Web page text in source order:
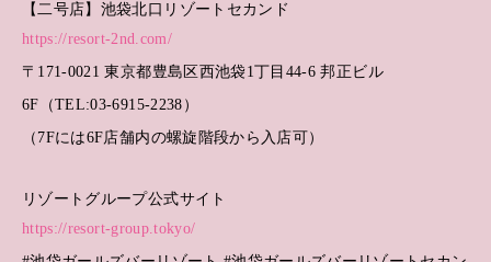
【二号店】池袋北口リゾートセカンド
https://resort-2nd.com/
〒171-0021 東京都豊島区西池袋1丁目44-6 邦正ビル
6F（TEL:03-6915-2238）
（7Fには6F店舗内の螺旋階段から入店可）
リゾートグループ公式サイト
https://resort-group.tokyo/